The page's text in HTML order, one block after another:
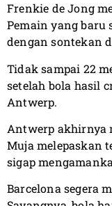
Frenkie de Jong
Pemain yang baru
dengan sontekan
Tidak sampai 22
setelah bola hasil
Antwerp.
Antwerp akhirnya
Muja melepaskan
sigap
Barcelona segera